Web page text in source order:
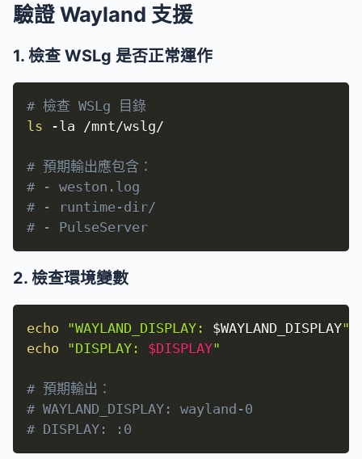
驗證 Wayland 支援
1. 檢查 WSLg 是否正常運作
# 檢查 WSLg 目錄
ls
-la /mnt/wslg/
# 預期輸出應包含：
# - weston.log
# - runtime-dir/
# - PulseServer
2. 檢查環境變數
echo "WAYLAND_DISPLAY: $WAYLAND_DISPLAY"
echo
"DISPLAY: $DISPLAY"
# 預期輸出：
# WAYLAND_DISPLAY: wayland-0
# DISPLAY: :0